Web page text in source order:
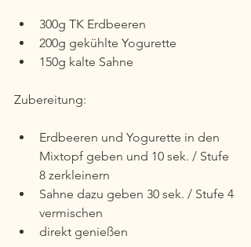
300g TK Erdbeeren
200g gekühlte Yogurette
150g kalte Sahne
Zubereitung:
Erdbeeren und Yogurette in den
Mixtopf geben und 10 sek. / Stufe
8 zerkleinern
Sahne dazu geben 30 sek. / Stufe 4
vermischen
direkt genießen